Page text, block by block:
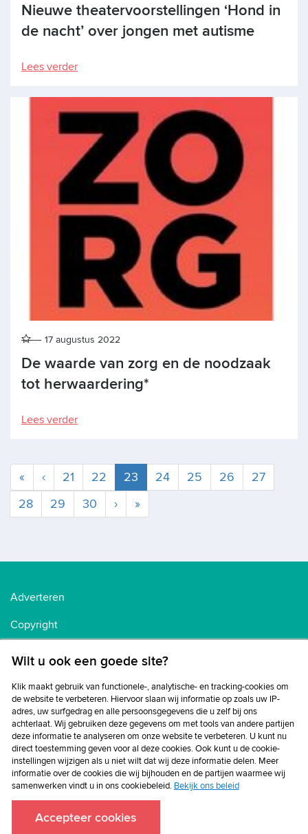
Nieuwe theatervoorstellingen ‘Hond in
de nacht’ over jongen met autisme
Lees verder
De waarde van zorg en de noodzaak
tot herwaardering*
17 augustus 2022
Lees verder
« ‹ 21 22 23 Huidige
24 25 26
27
28
29 30 › »
Adverteren
Copyright
Cookiebeleid
Privacybeleid
Disclaimer
Wilt u ook een goede site?
Klik maakt gebruik van functionele-, analytische- en tracking-cookies om
de website te verbeteren. Hiervoor slaan wij informatie op zoals uw IP-
adres, uw surfgedrag en alle persoonsgegevens die u zelf bij ons
achterlaat. Wij gebruiken deze gegevens om met tools van andere partijen
deze informatie te analyseren om onze website te verbeteren. U kunt nu
direct toestemming geven voor al deze cookies. Ook kunt u de cookie-
instellingen wijzigen als u niet wilt dat wij deze informatie delen. Meer
informatie over de cookies die wij bijhouden en de partijen waarmee wij
samenwerken vindt u in ons cookiebeleid. Bekijk ons beleid
Accepteer cookies